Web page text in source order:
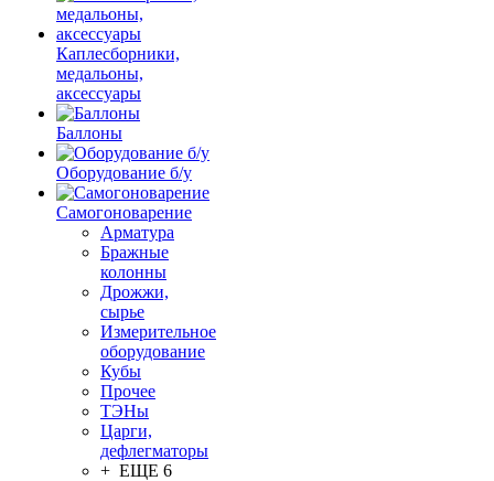
Каплесборники,
медальоны,
аксессуары
Баллоны
Оборудование б/у
Самогоноварение
Арматура
Бражные
колонны
Дрожжи,
сырье
Измерительное
оборудование
Кубы
Прочее
ТЭНы
Царги,
дефлегматоры
+ ЕЩЕ 6